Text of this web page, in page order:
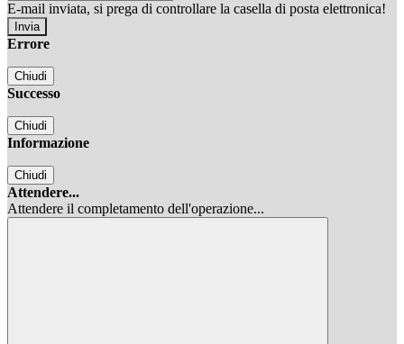
E-mail inviata, si prega di controllare la casella di posta elettronica!
Errore
Chiudi
Successo
Chiudi
Informazione
Chiudi
Attendere...
Attendere il completamento dell'operazione...